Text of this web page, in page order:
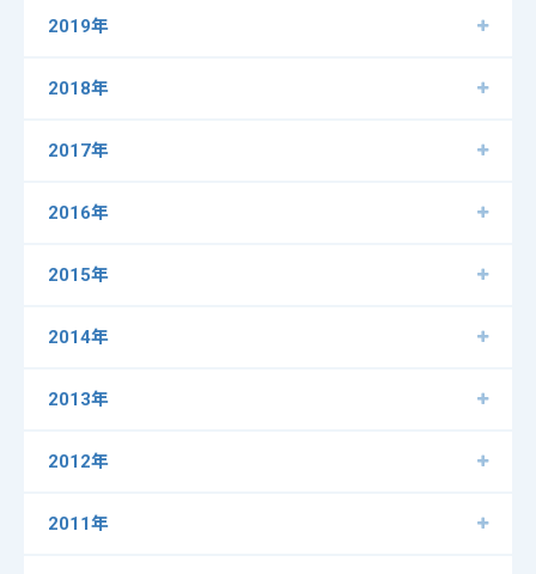
2019年
2018年
2017年
2016年
2015年
2014年
2013年
2012年
2011年